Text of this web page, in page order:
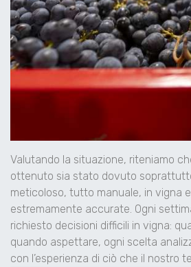
Valutando la situazione, riteniamo
ottenuto sia stato dovuto
meticoloso, tutto manuale, in vigna
estremamente accurate. Ogni
richiesto decisioni difficili in vigna:
quando aspettare, ogni scelta
con l’esperienza di ciò che il nostro